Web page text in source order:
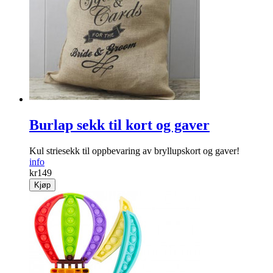
Burlap sekk til kort og gaver
Kul striesekk til oppbevaring av bryllupskort og gaver!
info
kr149
Kjøp